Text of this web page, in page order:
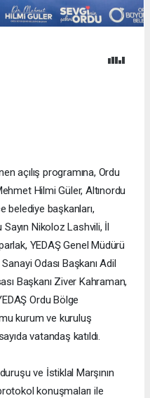
açılış programına, Ordu
Hilmi Güler, Altınordu
belediye başkanları,
Nikoloz Lashvili, İl
YEDAŞ Genel Müdürü
Odası Başkanı Adil
Başkanı Ziver Kahraman,
Ordu Bölge
kurum ve kuruluş
vatandaş katıldı.
ve İstiklal Marşının
konuşmaları ile